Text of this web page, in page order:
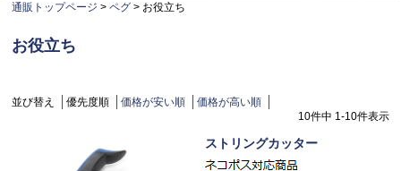
通販トップページ ペグ お役立ち
お役立ち
並び替え 優先度順 価格が安い順
価格が高い順
10件中 1-10件表示
ストリングカッター